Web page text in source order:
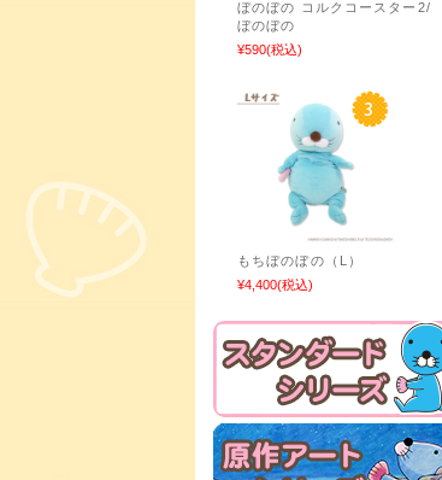
ぼのぼの コルクコースター2/
ぼのぼの
¥590(税込)
もちぼのぼの（L）
¥4,400(税込)